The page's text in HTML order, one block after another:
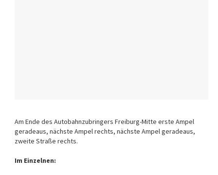
Am Ende des Autobahnzubringers Freiburg-Mitte erste Ampel
geradeaus, nächste Ampel rechts, nächste Ampel geradeaus,
zweite Straße rechts.
Im Einzelnen: